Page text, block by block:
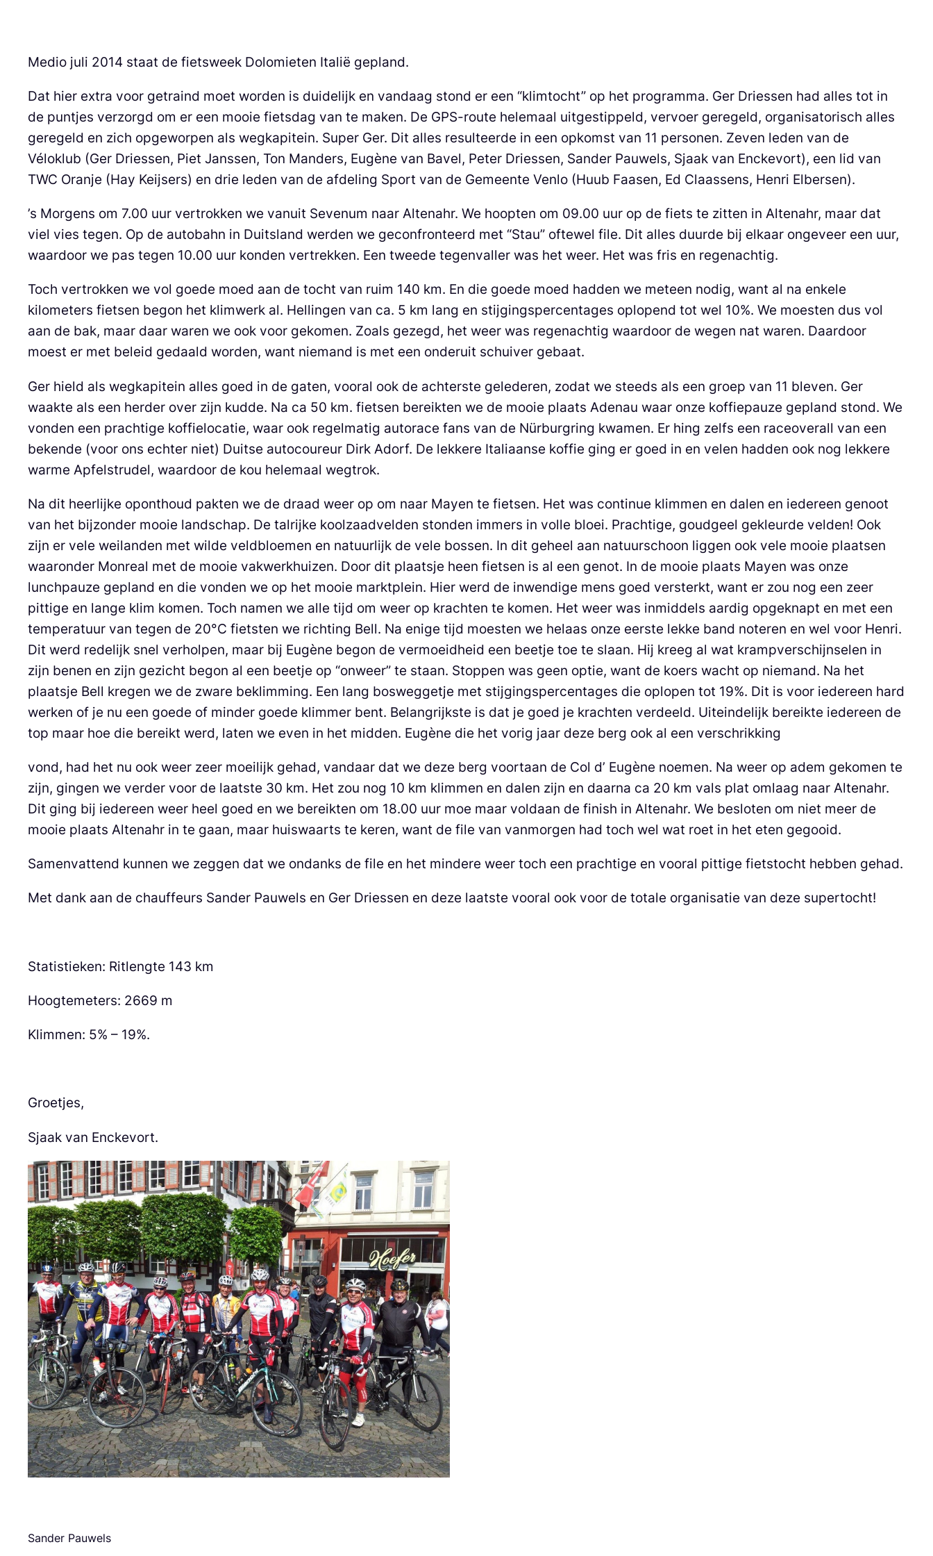
Medio juli 2014 staat de fietsweek Dolomieten Italië gepland.
Dat hier extra voor getraind moet worden is duidelijk en vandaag stond er een “klimtocht” op het programma. Ger Driessen had alles tot in
de puntjes verzorgd om er een mooie fietsdag van te maken. De GPS-route helemaal uitgestippeld, vervoer geregeld, organisatorisch alles
geregeld en zich opgeworpen als wegkapitein. Super Ger. Dit alles resulteerde in een opkomst van 11 personen. Zeven leden van de
Véloklub (Ger Driessen, Piet Janssen, Ton Manders, Eugène van Bavel, Peter Driessen, Sander Pauwels, Sjaak van Enckevort), een lid van
TWC Oranje (Hay Keijsers) en drie leden van de afdeling Sport van de Gemeente Venlo (Huub Faasen, Ed Claassens, Henri Elbersen).
’s Morgens om 7.00 uur vertrokken we vanuit Sevenum naar Altenahr. We hoopten om 09.00 uur op de fiets te zitten in Altenahr, maar dat
viel vies tegen. Op de autobahn in Duitsland werden we geconfronteerd met “Stau” oftewel file. Dit alles duurde bij elkaar ongeveer een uur,
waardoor we pas tegen 10.00 uur konden vertrekken. Een tweede tegenvaller was het weer. Het was fris en regenachtig.
Toch vertrokken we vol goede moed aan de tocht van ruim 140 km. En die goede moed hadden we meteen nodig, want al na enkele
kilometers fietsen begon het klimwerk al. Hellingen van ca. 5 km lang en stijgingspercentages oplopend tot wel 10%. We moesten dus vol
aan de bak, maar daar waren we ook voor gekomen. Zoals gezegd, het weer was regenachtig waardoor de wegen nat waren. Daardoor
moest er met beleid gedaald worden, want niemand is met een onderuit schuiver gebaat.
Ger hield als wegkapitein alles goed in de gaten, vooral ook de achterste gelederen, zodat we steeds als een groep van 11 bleven. Ger
waakte als een herder over zijn kudde. Na ca 50 km. fietsen bereikten we de mooie plaats Adenau waar onze koffiepauze gepland stond. We
vonden een prachtige koffielocatie, waar ook regelmatig autorace fans van de Nürburgring kwamen. Er hing zelfs een raceoverall van een
bekende (voor ons echter niet) Duitse autocoureur Dirk Adorf. De lekkere Italiaanse koffie ging er goed in en velen hadden ook nog lekkere
warme Apfelstrudel, waardoor de kou helemaal wegtrok.
Na dit heerlijke oponthoud pakten we de draad weer op om naar Mayen te fietsen. Het was continue klimmen en dalen en iedereen genoot
van het bijzonder mooie landschap. De talrijke koolzaadvelden stonden immers in volle bloei. Prachtige, goudgeel gekleurde velden! Ook
zijn er vele weilanden met wilde veldbloemen en natuurlijk de vele bossen. In dit geheel aan natuurschoon liggen ook vele mooie plaatsen
waaronder Monreal met de mooie vakwerkhuizen. Door dit plaatsje heen fietsen is al een genot. In de mooie plaats Mayen was onze
lunchpauze gepland en die vonden we op het mooie marktplein. Hier werd de inwendige mens goed versterkt, want er zou nog een zeer
pittige en lange klim komen. Toch namen we alle tijd om weer op krachten te komen. Het weer was inmiddels aardig opgeknapt en met een
temperatuur van tegen de 20°C fietsten we richting Bell. Na enige tijd moesten we helaas onze eerste lekke band noteren en wel voor Henri.
Dit werd redelijk snel verholpen, maar bij Eugène begon de vermoeidheid een beetje toe te slaan. Hij kreeg al wat krampverschijnselen in
zijn benen en zijn gezicht begon al een beetje op “onweer” te staan. Stoppen was geen optie, want de koers wacht op niemand. Na het
plaatsje Bell kregen we de zware beklimming. Een lang bosweggetje met stijgingspercentages die oplopen tot 19%. Dit is voor iedereen hard
werken of je nu een goede of minder goede klimmer bent. Belangrijkste is dat je goed je krachten verdeeld. Uiteindelijk bereikte iedereen de
top maar hoe die bereikt werd, laten we even in het midden. Eugène die het vorig jaar deze berg ook al een verschrikking
vond, had het nu ook weer zeer moeilijk gehad, vandaar dat we deze berg voortaan de Col d’ Eugène noemen. Na weer op adem gekomen te
zijn, gingen we verder voor de laatste 30 km. Het zou nog 10 km klimmen en dalen zijn en daarna ca 20 km vals plat omlaag naar Altenahr.
Dit ging bij iedereen weer heel goed en we bereikten om 18.00 uur moe maar voldaan de finish in Altenahr. We besloten om niet meer de
mooie plaats Altenahr in te gaan, maar huiswaarts te keren, want de file van vanmorgen had toch wel wat roet in het eten gegooid.
Samenvattend kunnen we zeggen dat we ondanks de file en het mindere weer toch een prachtige en vooral pittige fietstocht hebben gehad.
Met dank aan de chauffeurs Sander Pauwels en Ger Driessen en deze laatste vooral ook voor de totale organisatie van deze supertocht!
Statistieken: Ritlengte 143 km
Hoogtemeters: 2669 m
Klimmen: 5% – 19%.
Groetjes,
Sjaak van Enckevort.
Sander Pauwels